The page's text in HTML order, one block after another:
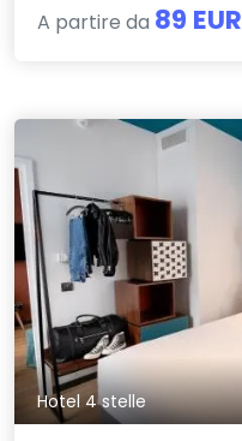
A partire da 89 EUR
Hotel 4 stelle